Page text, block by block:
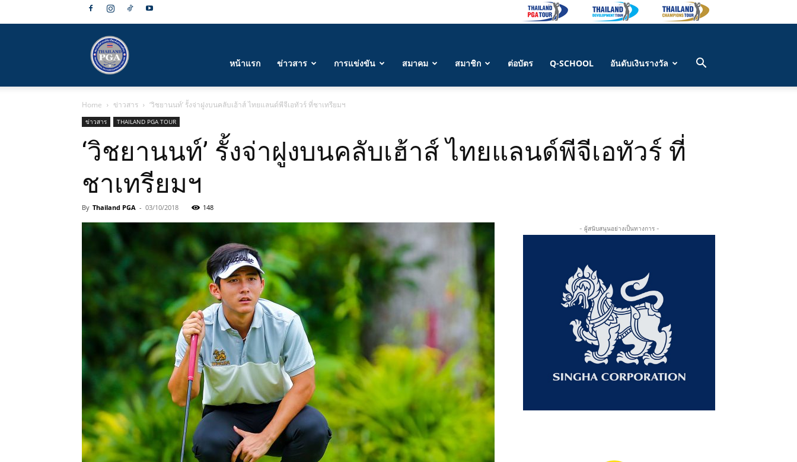
กีฬา
กอล์ฟ
ประเทศไทย
หน้าแรก ข่าวสาร การแข่งขัน สมาคม สมาชิก ต่อบัตร Q-SCHOOL อันดับเงินรางวัล
Home ข่าวสาร ‘วิชยานนท์’ รั้งจ่าฝูงบนคลับเฮ้าส์ ไทยแลนด์พีจีเอทัวร์ ที่ชาเทรียมฯ
ข่าวสาร THAILAND PGA TOUR
‘วิชยานนท์’ รั้งจ่าฝูงบนคลับเฮ้าส์ ไทยแลนด์พีจีเอทัวร์ ที่
ชาเทรียมฯ
By Thailand PGA - 03/10/2018 148
- ผู้สนับสนุนอย่างเป็นทางการ -